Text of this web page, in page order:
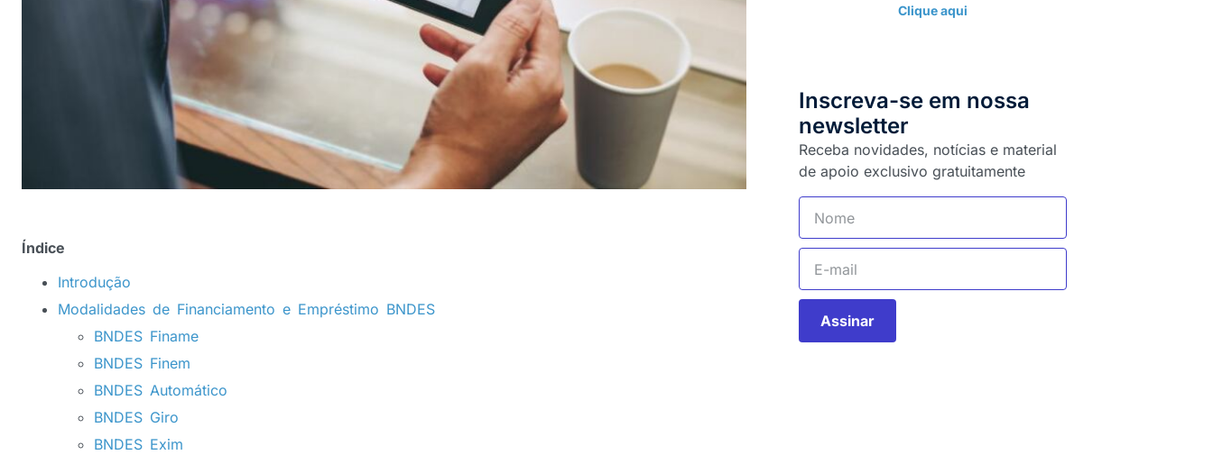
Índice
Introdução
Modalidades de Financiamento e Empréstimo BNDES
BNDES Finame
BNDES Finem
BNDES Automático
BNDES Giro
BNDES Exim
Clique aqui
Inscreva-se em nossa
newsletter
Receba novidades, notícias e material
de apoio exclusivo gratuitamente
Assinar